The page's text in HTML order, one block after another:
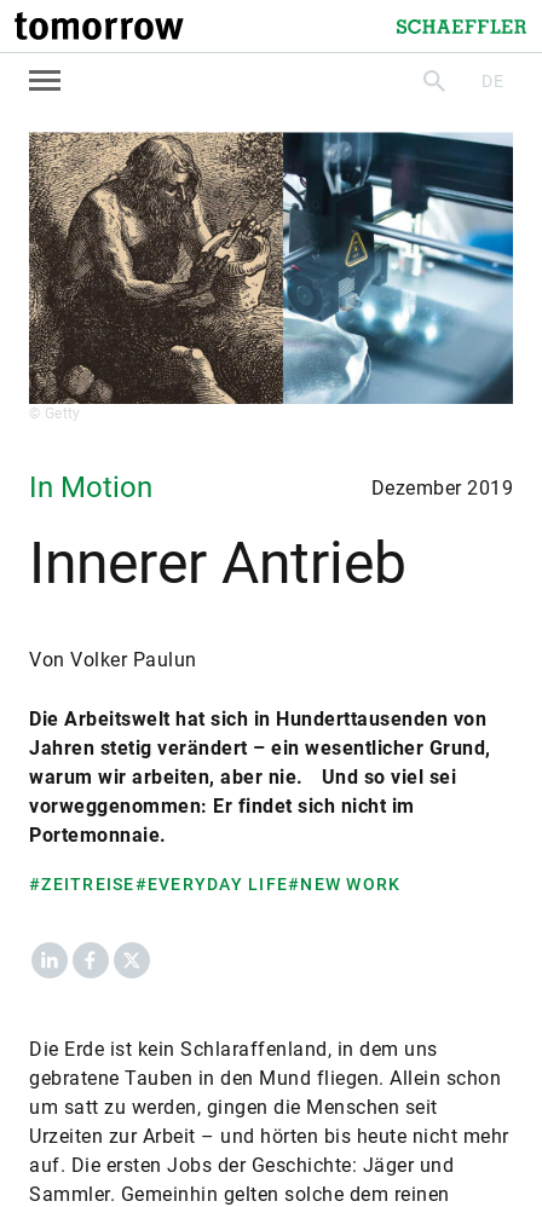
tomorrow
Schaeffler
suchenDE
© Getty
In Motion Dezember 2019
Innerer Antrieb
Von Volker Paulun
Die Arbeitswelt hat sich in Hunderttausenden von
Jahren stetig verändert – ein wesentlicher Grund,
warum wir arbeiten, aber nie. Und so viel sei
vorweggenommen: Er findet sich nicht im
Portemonnaie.
#ZEITREISE#EVERYDAY LIFE#NEW WORK
LinkedInFacebook
X
Die Erde ist kein Schlaraffenland, in dem uns
gebratene Tauben in den Mund fliegen. Allein schon
um satt zu werden, gingen die Menschen seit
Urzeiten zur Arbeit – und hörten bis heute nicht mehr
auf. Die ersten Jobs der Geschichte: Jäger und
Sammler. Gemeinhin gelten solche dem reinen